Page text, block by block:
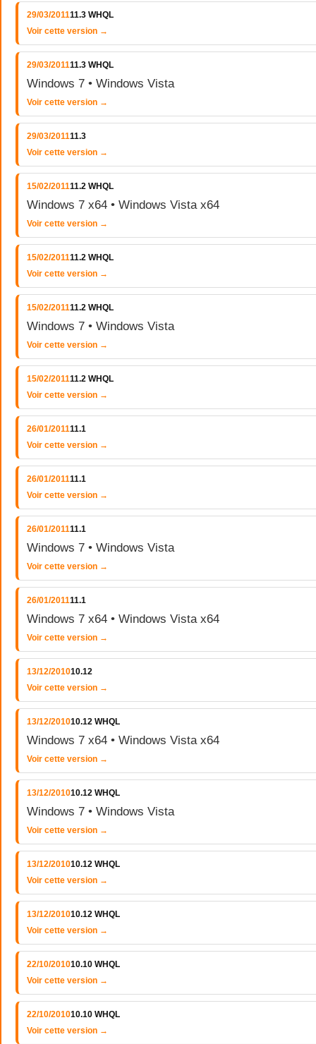
29/03/201111.3 WHQL
Voir cette version →
29/03/201111.3 WHQL
Windows 7 • Windows Vista
Voir cette version →
29/03/201111.3
Voir cette version →
15/02/201111.2 WHQL
Windows 7 x64 • Windows Vista x64
Voir cette version →
15/02/201111.2 WHQL
Voir cette version →
15/02/201111.2 WHQL
Windows 7 • Windows Vista
Voir cette version →
15/02/201111.2 WHQL
Voir cette version →
26/01/201111.1
Voir cette version →
26/01/201111.1
Voir cette version →
26/01/201111.1
Windows 7 • Windows Vista
Voir cette version →
26/01/201111.1
Windows 7 x64 • Windows Vista x64
Voir cette version →
13/12/201010.12
Voir cette version →
13/12/201010.12 WHQL
Windows 7 x64 • Windows Vista x64
Voir cette version →
13/12/201010.12 WHQL
Windows 7 • Windows Vista
Voir cette version →
13/12/201010.12 WHQL
Voir cette version →
13/12/201010.12 WHQL
Voir cette version →
22/10/201010.10 WHQL
Voir cette version →
22/10/201010.10 WHQL
Voir cette version →